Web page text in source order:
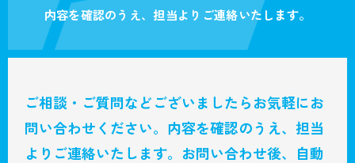
内容を確認のうえ、担当よりご連絡いたします。
ご相談・ご質問などございましたらお気軽にお
問い合わせください。 内容を確認のうえ、担当
よりご連絡いたします。 お問い合わせ後、自動